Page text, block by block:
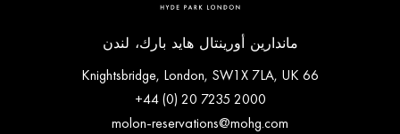
ماندارين أورينتال هايد بارك، لندن
66 Knightsbridge, London, SW1X 7LA, UK
+44 (0) 20 7235 2000
molon-reservations@mohg.com